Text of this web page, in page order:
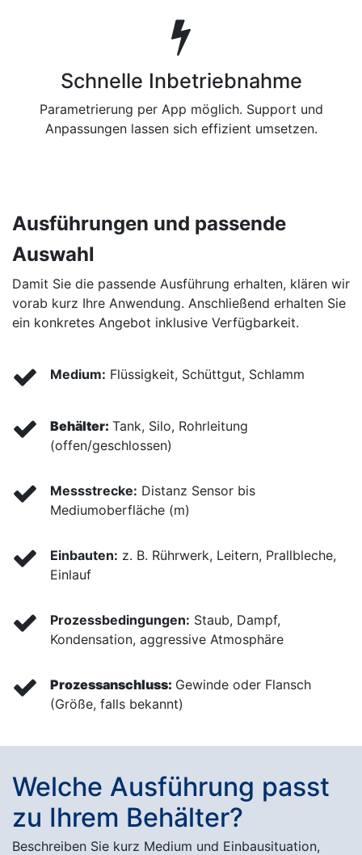
Schnelle Inbetriebnahme
Parametrierung per App möglich. Support und
Anpassungen lassen sich effizient umsetzen.
Ausführungen und passende
Auswahl
Damit Sie die passende Ausführung erhalten, klären wir
vorab kurz Ihre Anwendung. Anschließend erhalten Sie
ein konkretes Angebot inklusive Verfügbarkeit.
Medium: Flüssigkeit, Schüttgut, Schlamm
Behälter: Tank, Silo, Rohrleitung
(offen/geschlossen)
Messstrecke: Distanz Sensor bis
Mediumoberfläche (m)
Einbauten: z. B. Rührwerk, Leitern, Prallbleche,
Einlauf
Prozessbedingungen: Staub, Dampf,
Kondensation, aggressive Atmosphäre
Prozessanschluss: Gewinde oder Flansch
(Größe, falls bekannt)
Welche Ausführung passt
zu Ihrem Behälter?
Beschreiben Sie kurz Medium und Einbausituation,